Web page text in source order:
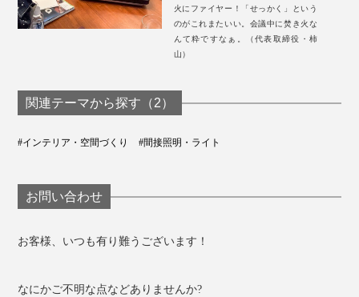
火にファイヤー！「せっかく」という
のがこれまたいい。会議中に焚き火な
んて粋ですなぁ。（代表取締役・柿
山）
関連テーマから探す（2）
#インテリア・空間づくり #間接照明・ライト
お問い合わせ
お客様、いつも有り難うございます！
なにかご不明な点などありませんか?